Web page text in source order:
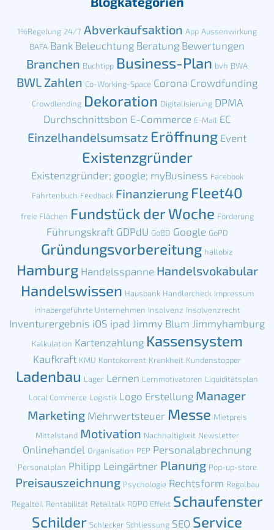
1%Regelung 24/7 Abverkaufsaktion App Aussenwirkung
BAFA Bank Beleuchtung Beratung Bewertungen
Branchen Buchtipp Business-Plan bvh BWA
BWL Zahlen Co-Working-Space Corona Crowdfunding
Crowdlending Dekoration Digitalisierung DPMA
Durchschnittsbon E-Commerce E-Mail EC
Einzelhandelsumsatz Eröffnung Event
Existenzgründer
Existenzgründer; google; myBusiness Facebook
Fahrtenbuch Feedback Finanzierung Fleet40
freie Flächen Fundstück der Woche Förderung
Führungskraft GDPdU GoBD Google GoPD
Gründungsvorbereitung hallobiz
Hamburg Handelsspanne Handelsvokabular
Handelswissen Hausbank Händlercheck Impressum
inhabergeführte Unternehmen Insolvenz Insolvenzrecht
Inventurergebnis iOS ipad Jimmy Blum Jimmyhamburg
Kalkulation Kartenzahlung Kassensystem
Kaufkraft KMU Kontokorrent Krankheit Kundenstopper
Ladenbau Lager Lernen Lernmotivatoren Liquiditätsplan
Local Commerce Logistik Logo Erstellung Manager
Marketing Mehrwertsteuer Messe Mietpreis
Mittelstand Motivation Nachhaltigkeit Newsletter
Onlinehandel Organisation PEP Personalabrechnung
Personalplan Philipp Leingärtner Planung Pop-up-store
Preisauszeichnung Psychologie Rechtsform Regalbau
Regalteil Rentabilität Retailtalk ROPO Effekt Schaufenster
Schilder Schlecker Schliessung SEO Service